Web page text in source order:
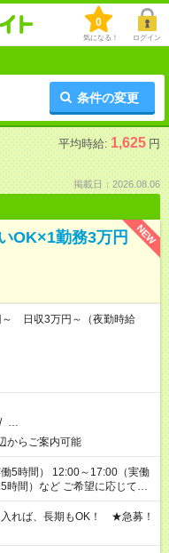
0
気になる！ ログイン
条件の変更
平均時給: 1,625 円
掲載日：2026.08.06
NEW
OK×1勤務3万円
日収3万円～（夜勤時給
/ …
らご案内可能
5時間） 12:00～17:00（実働
希望に応じて、
に担当へ相談ください！
れば、長期もOK！ ★急募！